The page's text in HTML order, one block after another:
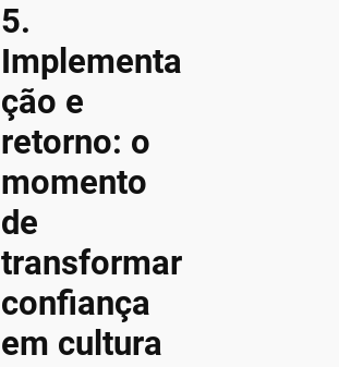
5.
Implementa
ção e
retorno: o
momento
de
transformar
confiança
em cultura